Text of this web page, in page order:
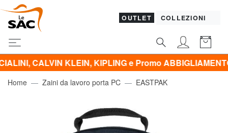
OUTLET COLLEZIONI
KLEIN, KIPLING e Promo ABBIGLIAMENTO -50% | -
Home Zaini da lavoro porta PC EASTPAK